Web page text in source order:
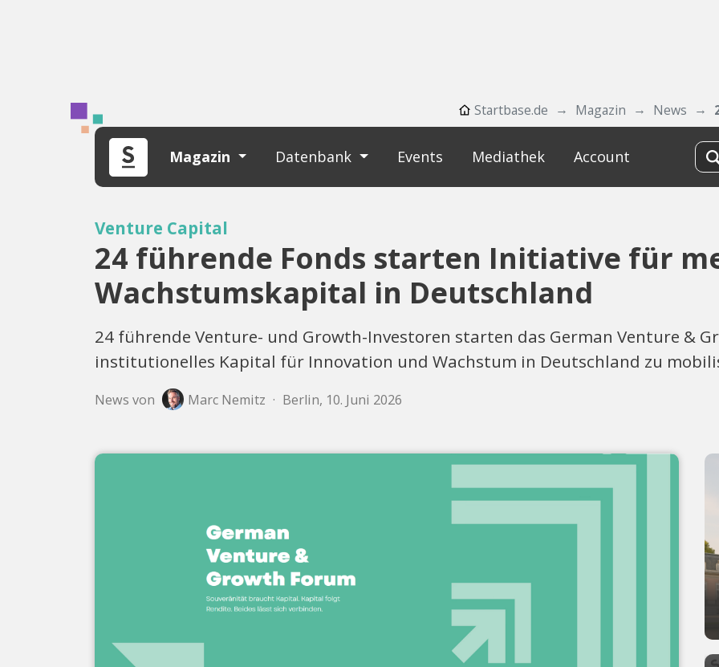
Startbase.de Magazin News
Magazin Datenbank Events Mediathek Account
Venture Capital
24 führende Fonds starten Initiative für
Wachstumskapital in Deutschland
24 führende Venture- und Growth-Investoren starten das German Venture &
institutionelles Kapital für Innovation und Wachstum in Deutschland zu
News von Marc Nemitz · Berlin, 10. Juni 2026